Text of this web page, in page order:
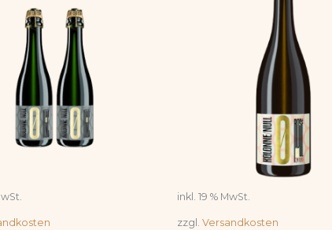
inkl. 19 % MwSt.
zzgl. Versandkosten